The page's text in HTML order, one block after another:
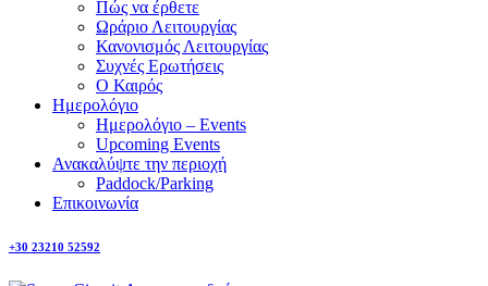
Πώς να έρθετε
Ωράριο Λειτουργίας
Κανονισμός Λειτουργίας
Συχνές Ερωτήσεις
Ο Καιρός
Ημερολόγιο
Ημερολόγιο – Events
Upcoming Events
Ανακαλύψτε την περιοχή
Paddock/Parking
Επικοινωνία
+30 23210 52592